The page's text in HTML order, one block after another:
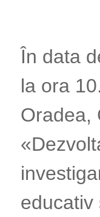
În data
la ora
Oradea,
educativ